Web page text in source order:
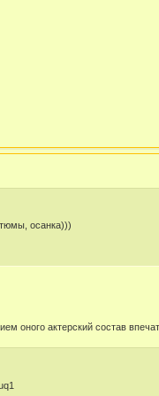
осанка)))
оного актерский состав